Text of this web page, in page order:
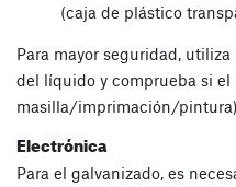
(caja de plástico
Para mayor seguridad,
del líquido y comprueba si
masilla/imprimación/
Electrónica
Para el galvanizado, es